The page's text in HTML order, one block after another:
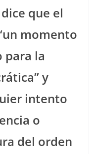
que el
momento
para la
y
intento
o
del orden